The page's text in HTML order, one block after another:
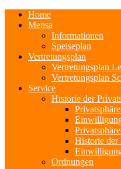
Home
Mensa
Informationen
Speiseplan
Vertretungsplan
Vertretungsplan
Vertretungsplan
Service
Historie der
Historie der
Ordnungen